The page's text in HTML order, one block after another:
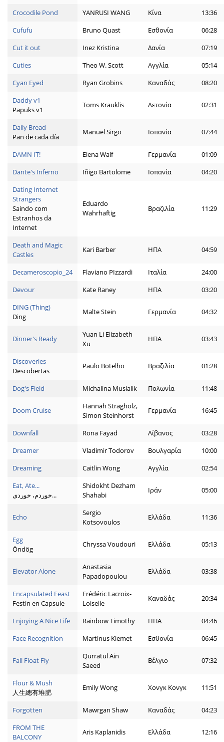
Crocodile Pond YANRUSI WANG Κίνα
13:36
Cufufu
Bruno Quast Εσθονία
06:28
Cut it out
Inez Kristina Δανία
07:19
Cuties
Theo W. Scott Αγγλία
05:14
Cyan Eyed
Ryan Grobins Καναδάς
08:20
Daddy v1
Papuks v1
Toms Krauklis Λετονία 02:31
Daily Bread
Pan de cada día
Manuel Sirgo Ισπανία 07:44
DAMN IT! Elena Walf Γερμανία
01:09
Dante's Inferno
Iñigo Bartolome Ισπανία
04:20
Dating Internet
Strangers
Saindo com
Estranhos da
Internet
Eduardo
Wahrhaftig
Βραζιλία 11:29
Death and Magic
Castles
Kari Barber ΗΠΑ 04:59
Decameroscopio_24 Flaviano PIzzardi Ιταλία
24:00
Devour
Kate Raney ΗΠΑ
03:20
DING (Thing)
Ding
Malte Stein Γερμανία 04:32
Dinner's Ready
Yuan Li Elizabeth
Xu
ΗΠΑ 03:43
Discoveries
Descobertas
Paulo Botelho Βραζιλία 01:28
Dog's Field Michalina Musialik Πολωνία 11:48
Doom Cruise
Hannah Stragholz,
Simon Steinhorst
Γερμανία 16:45
Downfall Rona Fayad Λίβανος
03:28
Dreamer
Vladimir Todorov Βουλγαρία
10:00
Dreaming
Caitlin Wong Αγγλία
02:54
Eat, Ate...
خوردم، خوردی...
Shidokht Dezham
Shahabi
Ιράν 05:00
Echo
Sergio
Kotsovoulos
Ελλάδα 11:36
Egg
Öndög
Chryssa Voudouri Ελλάδα 05:13
Elevator Alone
Anastasia
Papadopoulou
Ελλάδα 03:38
Encapsulated Feast
Festin en Capsule
Frédéric Lacroix-
Loiselle
Καναδάς 20:34
Enjoying A Nice Life Rainbow Timothy ΗΠΑ
04:46
Face Recognition
Martinus Klemet Εσθονία 06:45
Fall Float Fly
Qurratul Ain
Saeed
Βέλγιο 07:32
Flour & Mush
人生總有堆肥
Emily Wong Χονγκ Κονγκ 11:51
Forgotten Mawrgan Shaw Καναδάς
04:23
FROM THE
BALCONY
Aris Kaplanidis Ελλάδα 12:16